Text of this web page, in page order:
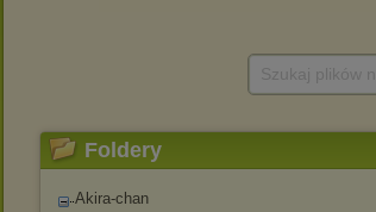
Foldery
Akira-chan